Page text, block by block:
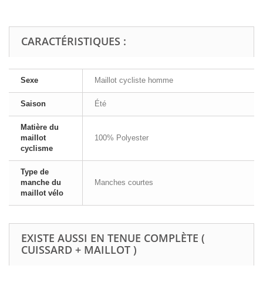
CARACTÉRISTIQUES :
Sexe Maillot cycliste homme
Saison Été
Matière du
maillot
cyclisme
100% Polyester
Type de
manche du
maillot vélo
Manches courtes
EXISTE AUSSI EN TENUE COMPLÈTE (
CUISSARD + MAILLOT )